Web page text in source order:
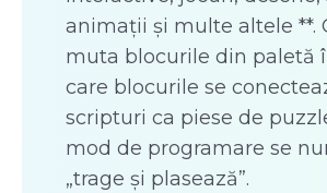
animații și multe altele **.
muta blocurile din paletă
care blocurile se
scripturi ca piese de
mod de programare se
„trage și plasează”.